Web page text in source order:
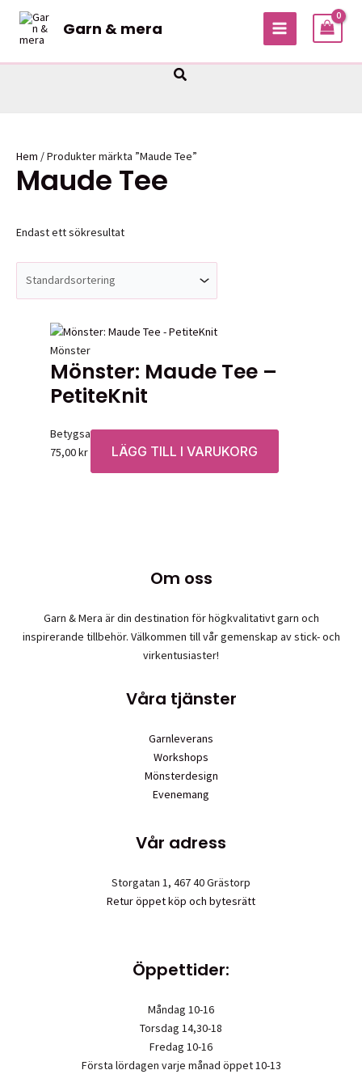
Hoppa
innehåll
Garn & mera
MAIN
Sök
Hem / Produkter märkta ”Maude Tee”
Maude Tee
Endast ett sökresultat
Mönster
Mönster: Maude Tee –
PetiteKnit
Betygsatt0av 5
75,00kr LÄGG TILL I VARUKORG
Om oss
Garn & Mera är din destination för högkvalitativt garn och
inspirerande tillbehör. Välkommen till vår gemenskap av stick- och
virkentusiaster!
Våra tjänster
Garnleverans
Workshops
Mönsterdesign
Evenemang
Vår adress
Storgatan 1, 467 40 Grästorp
Retur öppet köp och bytesrätt
Öppettider:
Måndag 10-16
Torsdag 14,30-18
Fredag 10-16
Första lördagen varje månad öppet 10-13